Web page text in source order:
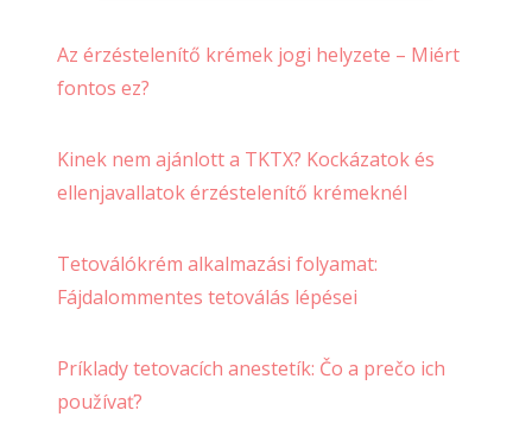
Az érzéstelenítő krémek jogi helyzete – Miért
fontos ez?
Kinek nem ajánlott a TKTX? Kockázatok és
ellenjavallatok érzéstelenítő krémeknél
Tetoválókrém alkalmazási folyamat:
Fájdalommentes tetoválás lépései
Príklady tetovacích anestetík: Čo a prečo ich
používať?